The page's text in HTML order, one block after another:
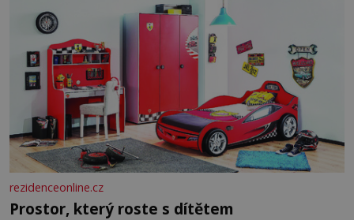
rezidenceonline.cz
Prostor, který roste s dítětem